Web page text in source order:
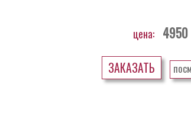
цена: 4950
ЗАКАЗАТЬ